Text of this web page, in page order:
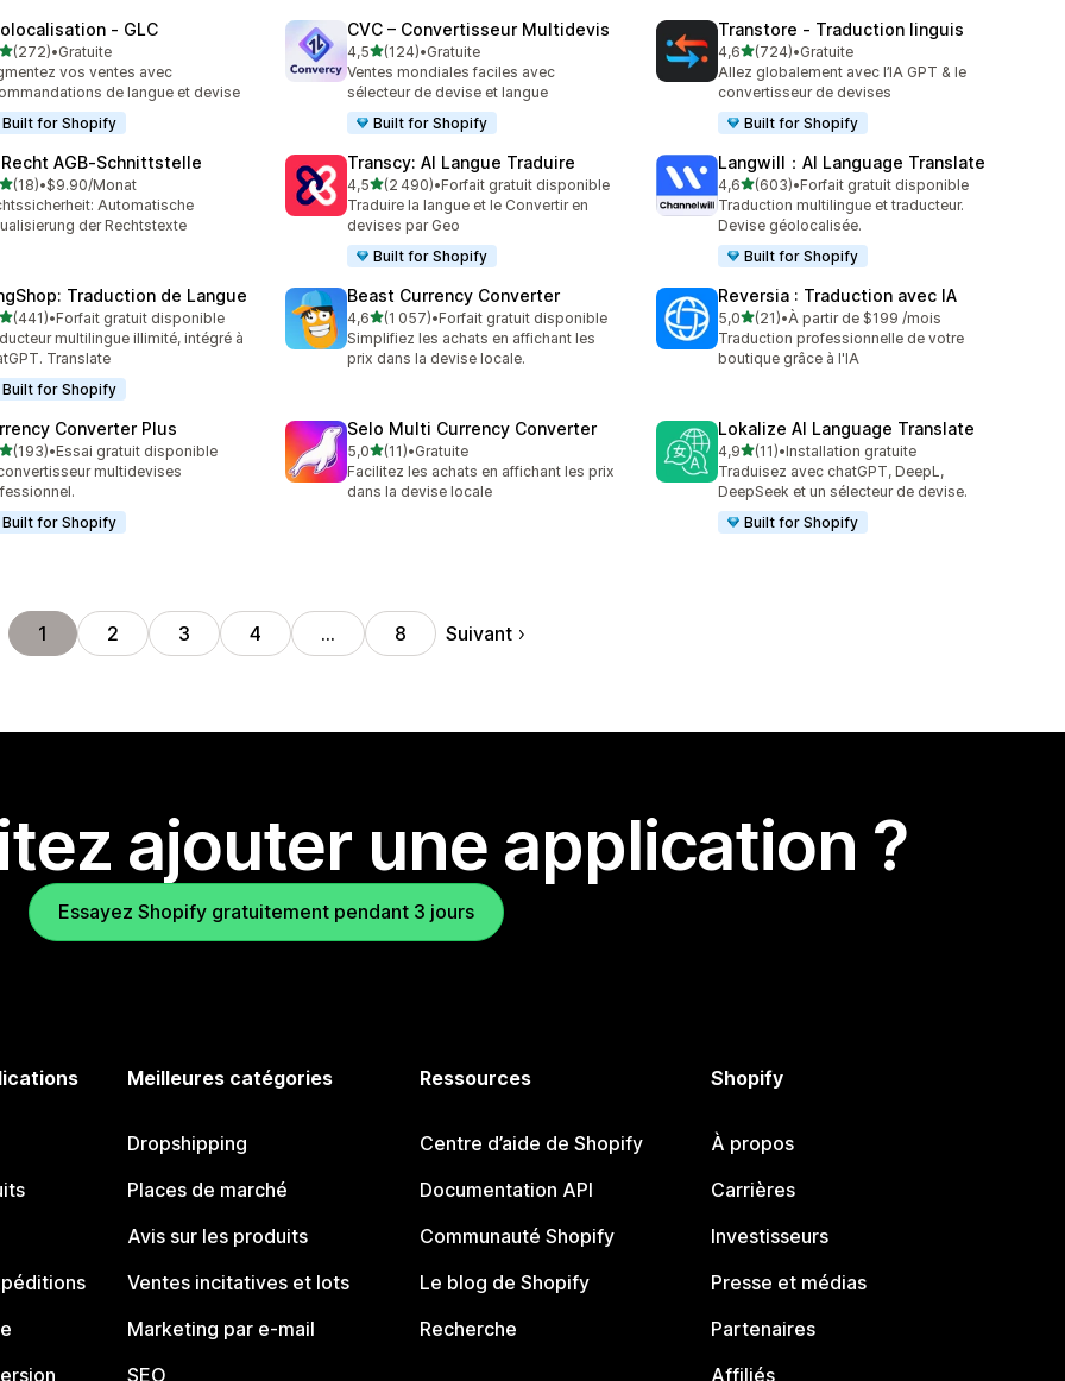
‑ GLC
étoile(s) sur 5
(272)
avis au total
•Gratuite
vos ventes avec
de langue et devise
Built for Shopify
CVC – Convertisseur Multidevis
4,5étoile(s) sur 5
(124)
124 avis au total
•Gratuite
Ventes mondiales faciles avec
sélecteur de devise et langue
Built for Shopify
Transtore ‑ Traduction linguis
4,6étoile(s) sur 5
(724)
724 avis au total
•Gratuite
Allez globalement avec l’IA GPT & le
convertisseur de devises
Built for Shopify
AGB‑Schnittstelle
étoile(s) sur 5
(18)au total
•$9.90/Monat
Automatische
der Rechtstexte
Transcy: AI Langue Traduire
4,5étoile(s) sur 5
(2 490)
2490 avis au total
•Forfait gratuit disponible
Traduire la langue et le Convertir en
devises par Geo
Built for Shopify
Langwill：AI Language Translate
4,6étoile(s) sur 5
(603)
603 avis au total
•Forfait gratuit disponible
Traduction multilingue et traducteur.
Devise géolocalisée.
Built for Shopify
Traduction de Langue
étoile(s) sur 5
(441)
avis au total
•Forfait gratuit disponible
multilingue illimité, intégré à
Translate
Built for Shopify
Beast Currency Converter
4,6étoile(s) sur 5
(1 057)
1057 avis au total
•Forfait gratuit disponible
Simplifiez les achats en affichant les
prix dans la devise locale.
Reversia : Traduction avec IA
5,0étoile(s) sur 5
(21)
21 avis au total
•À partir de $199 /mois
Traduction professionnelle de votre
boutique grâce à l'IA
Converter Plus
étoile(s) sur 5
(193)
avis au total
•Essai gratuit disponible
multidevises
Built for Shopify
Selo Multi Currency Converter
5,0étoile(s) sur 5
(11)
11 avis au total
•Gratuite
Facilitez les achats en affichant les prix
dans la devise locale
Lokalize AI Language Translate
4,9étoile(s) sur 5
(11)
11 avis au total
•Installation gratuite
Traduisez avec chatGPT, DeepL,
DeepSeek et un sélecteur de devise.
Built for Shopify
1 2 3 4 … 8 Suivant
ajouter une application ?
Essayez Shopify gratuitement pendant 3 jours
Meilleures catégories
Dropshipping
Places de marché
Avis sur les produits
Ventes incitatives et lots
Marketing par e-mail
SEO
Ressources
Centre d’aide de Shopify
Documentation API
Communauté Shopify
Le blog de Shopify
Recherche
Shopify
À propos
Carrières
Investisseurs
Presse et médias
Partenaires
Affiliés